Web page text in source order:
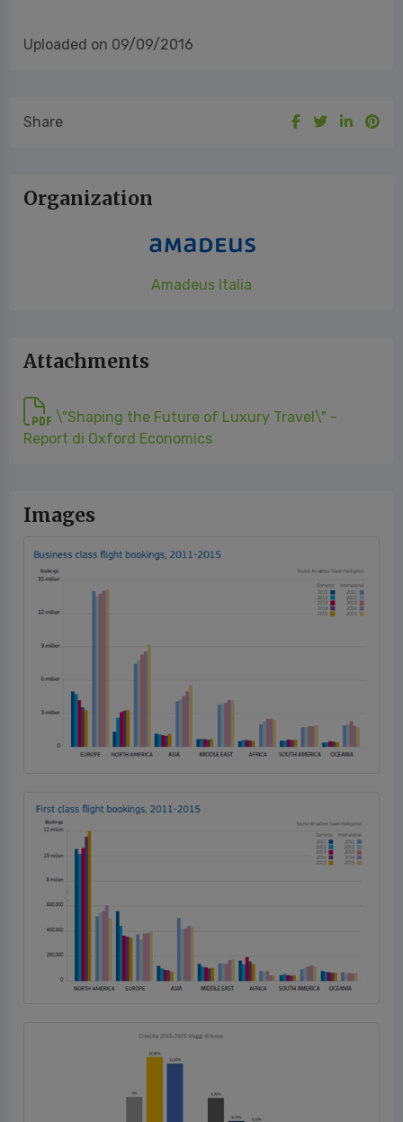
Uploaded on 09/09/2016
Share
Organization
Amadeus Italia
Attachments
\"Shaping the Future of Luxury Travel\" -
Report di Oxford Economics
Images